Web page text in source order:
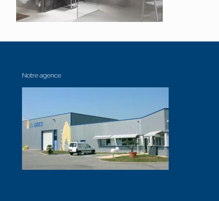
Notre agence